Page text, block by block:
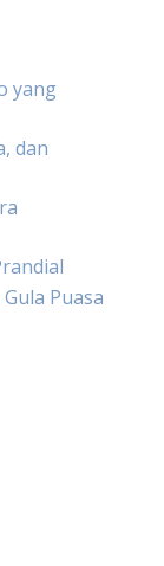
yang
dan
Puasa